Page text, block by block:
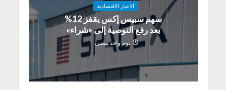
الاخبار الاقتصادية
سهم سبيس إكس يقفز 12%
بعد رفع التوصية إلى «شراء»
يوم واحد مضى